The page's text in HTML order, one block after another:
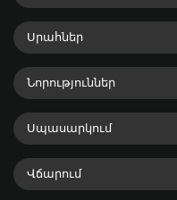
Սրահներ
Նորություններ
Սպասարկում
Վճարում